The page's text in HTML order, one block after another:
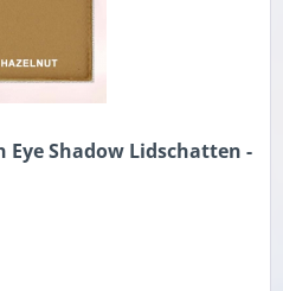
Shadow Lidschatten -